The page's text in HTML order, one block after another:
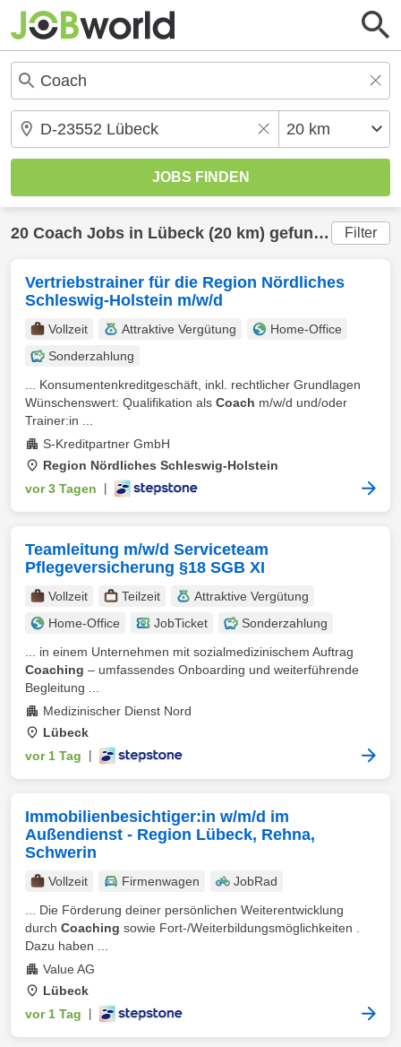
20 Coach Jobs in Lübeck (20 km) gefunden Filter
Vertriebstrainer für die Region Nördliches
Schleswig-Holstein m/w/d
Vollzeit Attraktive Vergütung
Home-Office
Sonderzahlung
... Konsumentenkreditgeschäft, inkl. rechtlicher Grundlagen
Wünschenswert: Qualifikation als Coach m/w/d und/oder
Trainer:in ...
S-Kreditpartner GmbH
Region Nördliches Schleswig-Holstein
vor 3 Tagen
Teamleitung m/w/d Serviceteam
Pflegeversicherung §18 SGB XI
Vollzeit Teilzeit
Attraktive Vergütung
Home-Office
JobTicket
Sonderzahlung
... in einem Unternehmen mit sozialmedizinischem Auftrag
Coaching – umfassendes Onboarding und weiterführende
Begleitung ...
Medizinischer Dienst Nord
Lübeck
vor 1 Tag
Immobilienbesichtiger:in w/m/d im
Außendienst - Region Lübeck, Rehna,
Schwerin
Vollzeit Firmenwagen
JobRad
... Die Förderung deiner persönlichen Weiterentwicklung
durch Coaching sowie Fort-/Weiterbildungsmöglichkeiten .
Dazu haben ...
Value AG
Lübeck
vor 1 Tag